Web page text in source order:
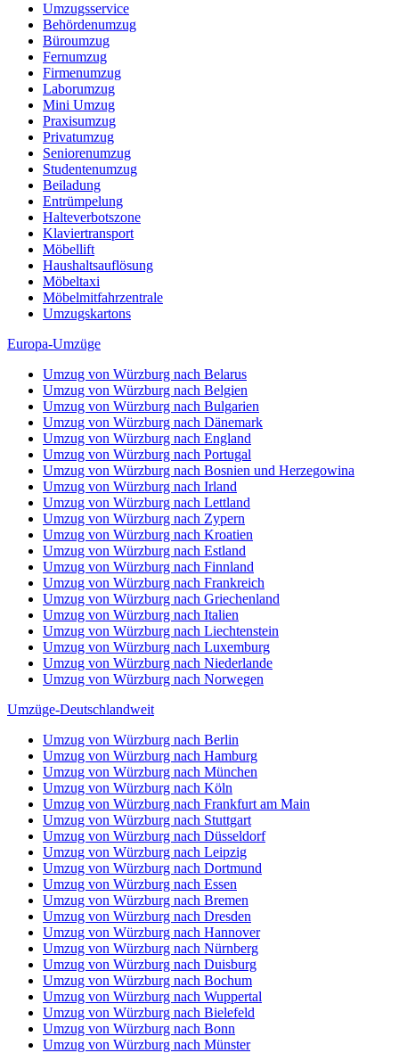
Umzugsservice
Behördenumzug
Büroumzug
Fernumzug
Firmenumzug
Laborumzug
Mini Umzug
Praxisumzug
Privatumzug
Seniorenumzug
Studentenumzug
Beiladung
Entrümpelung
Halteverbotszone
Klaviertransport
Möbellift
Haushaltsauflösung
Möbeltaxi
Möbelmitfahrzentrale
Umzugskartons
Europa-Umzüge
Umzug von Würzburg nach Belarus
Umzug von Würzburg nach Belgien
Umzug von Würzburg nach Bulgarien
Umzug von Würzburg nach Dänemark
Umzug von Würzburg nach England
Umzug von Würzburg nach Portugal
Umzug von Würzburg nach Bosnien und Herzegowina
Umzug von Würzburg nach Irland
Umzug von Würzburg nach Lettland
Umzug von Würzburg nach Zypern
Umzug von Würzburg nach Kroatien
Umzug von Würzburg nach Estland
Umzug von Würzburg nach Finnland
Umzug von Würzburg nach Frankreich
Umzug von Würzburg nach Griechenland
Umzug von Würzburg nach Italien
Umzug von Würzburg nach Liechtenstein
Umzug von Würzburg nach Luxemburg
Umzug von Würzburg nach Niederlande
Umzug von Würzburg nach Norwegen
Umzüge-Deutschlandweit
Umzug von Würzburg nach Berlin
Umzug von Würzburg nach Hamburg
Umzug von Würzburg nach München
Umzug von Würzburg nach Köln
Umzug von Würzburg nach Frankfurt am Main
Umzug von Würzburg nach Stuttgart
Umzug von Würzburg nach Düsseldorf
Umzug von Würzburg nach Leipzig
Umzug von Würzburg nach Dortmund
Umzug von Würzburg nach Essen
Umzug von Würzburg nach Bremen
Umzug von Würzburg nach Dresden
Umzug von Würzburg nach Hannover
Umzug von Würzburg nach Nürnberg
Umzug von Würzburg nach Duisburg
Umzug von Würzburg nach Bochum
Umzug von Würzburg nach Wuppertal
Umzug von Würzburg nach Bielefeld
Umzug von Würzburg nach Bonn
Umzug von Würzburg nach Münster